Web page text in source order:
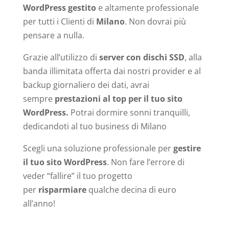
WordPress gestitoe altamente professionale
per tutti i Clienti di Milano. Non dovrai più
pensare a nulla.
Grazie all’utilizzo di server con dischi SSD, alla
banda illimitata offerta dai nostri provider e al
backup giornaliero dei dati, avrai
sempre prestazioni al top per il tuo sito
WordPress. Potrai dormire sonni tranquilli,
dedicandoti al tuo business di Milano
Scegli una soluzione professionale pergestire
il tuo sito WordPress. Non fare l’errore di
veder “fallire” il tuo progetto
per risparmiarequalche decina di euro
all’anno!